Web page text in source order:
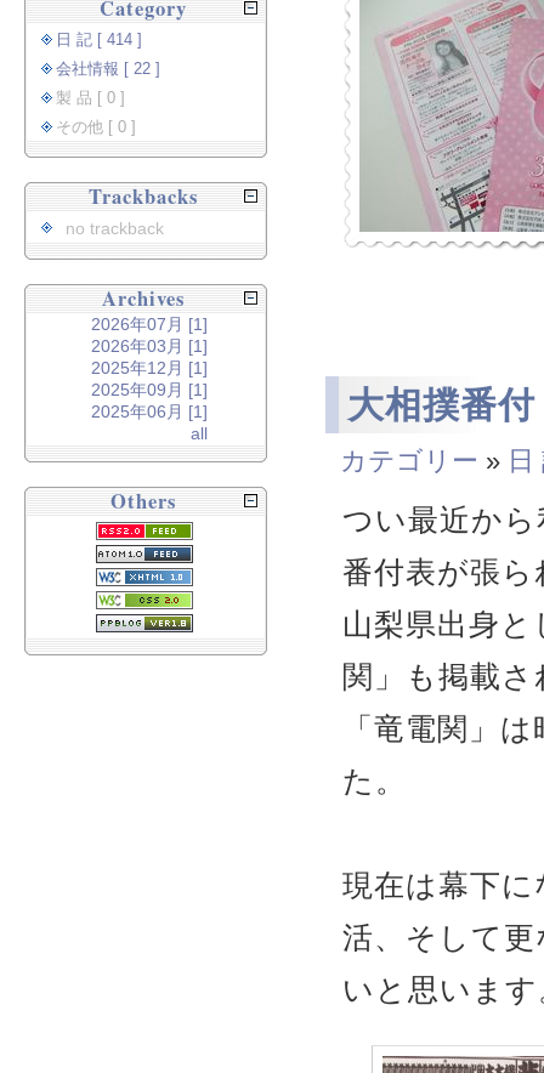
大相撲番付
カテゴリー » 日
つい最近か
番付表が張
山梨県出身
関」も掲載
「竜電関」
た。
現在は幕下
活、そして
いと思います
Category
日 記 [ 414 ]
会社情報 [ 22 ]
製 品 [ 0 ]
その他 [ 0 ]
Trackbacks
no trackback
Archives
2026年07月 [1]
2026年03月 [1]
2025年12月 [1]
2025年09月 [1]
2025年06月 [1]
all
Others